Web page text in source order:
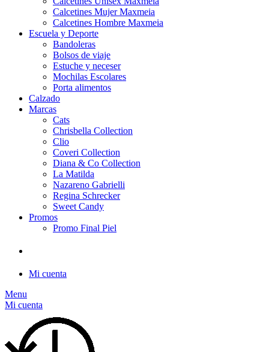
Calcetines Mujer Maxmeia
Calcetines Hombre Maxmeia
Escuela y Deporte
Bandoleras
Bolsos de viaje
Estuche y neceser
Mochilas Escolares
Porta alimentos
Calzado
Marcas
Cats
Chrisbella Collection
Clio
Coveri Collection
Diana & Co Collection
La Matilda
Nazareno Gabrielli
Regina Schrecker
Sweet Candy
Promos
Promo Final Piel
Mi cuenta
Menu
Mi cuenta